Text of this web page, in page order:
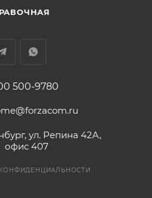
500-9780
ул. Репина 42А,
офис 407